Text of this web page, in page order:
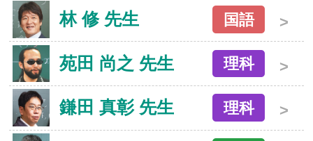
林 修 先生 国語
苑田 尚之 先生 理科
鎌田 真彰 先生 理科